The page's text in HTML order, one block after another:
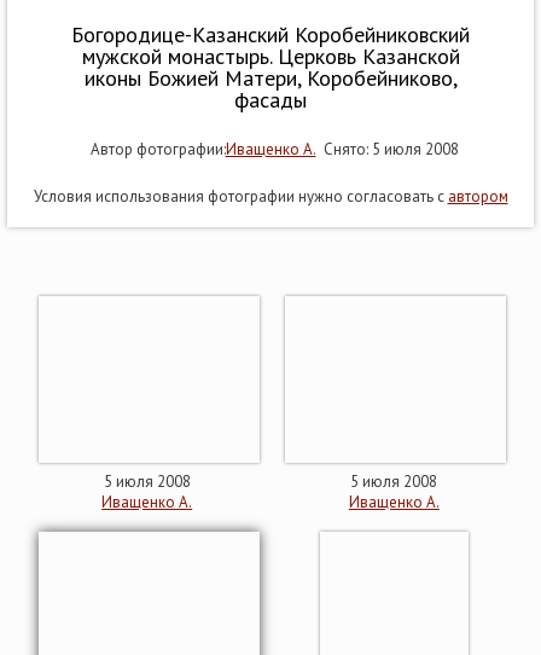
Богородице-Казанский Коробейниковский
мужской монастырь. Церковь Казанской
иконы Божией Матери, Коробейниково,
фасады
Автор фотографии:Иващенко А. Снято: 5 июля 2008
Условия использования фотографии нужно согласовать с автором
5 июля 2008
Иващенко А.
5 июля 2008
Иващенко А.